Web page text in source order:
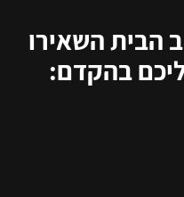
הבית השאירו
בהקדם: